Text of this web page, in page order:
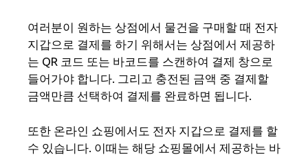
여러분이 원하는 상점에서 물건을 구매할 때 전자
지갑으로 결제를 하기 위해서는 상점에서 제공하
는 QR 코드 또는 바코드를 스캔하여 결제 창으로
들어가야 합니다. 그리고 충전된 금액 중 결제할
금액만큼 선택하여 결제를 완료하면 됩니다.
또한 온라인 쇼핑에서도 전자 지갑으로 결제를 할
수 있습니다. 이때는 해당 쇼핑몰에서 제공하는 바